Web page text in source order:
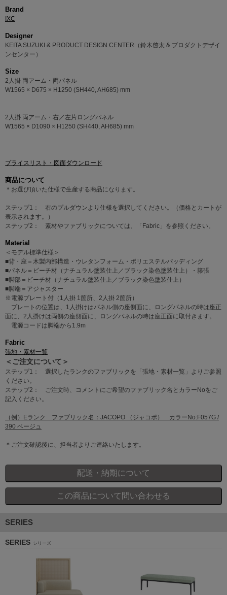
Brand
IXC
Designer
KEITA SUZUKI & PRODUCT DESIGN CENTER（鈴木啓太 & プロダクトデザイ
ンセンター）
Size
2人掛 両アーム・両パネル
W1565 × D675 × H1250 (SH440, AH685) mm
2人掛 両アーム・右／左片ロングパネル
W1565 × D1090 × H1250 (SH440, AH685) mm
プライスリスト・図面ダウンロード
商品について
＊お選び頂いた仕様で生産する商品になります。
ステップ1： 右のプルダウンより仕様を選択してください。（価格とカートが
表示されます。）
ステップ2： 素材やファブリックについては、「Fabric」を参照ください。
Material
＜モデル標準仕様＞
■背・座＝木製内部構造・ウレタンフォーム・ポリエステルパッディング
■パネル＝ビーチ材（ナチュラル塗装仕上／ブラック染色塗装仕上）・籐張
■脚部＝ビーチ材（ナチュラル塗装仕上／ブラック染色塗装仕上）
■脚端＝アジャスター
※電源プレート付（1人掛 1箇所、2人掛 2箇所）
プレートの位置は、1人掛けはパネル側の座側面に、ロングパネルの時は座正
面に、2人掛けは両側の座側面に、ロングパネルの時は座正面に取付きます。
電源コードは脚端から1.9m
Fabric
張地・素材一覧
＜ご注文について＞
ステップ1： 選択したランクのファブリックを「張地・素材一覧」よりご参照
ください。
ステップ2： ご注文時、コメントにご希望のファブリック名とカラーNoをご
記入ください。
（例）Eランク ファブリック名：JACOPO （ジャコポ） カラーNo:F057G /
390 ベージュ
＊ご注文確認後に、担当者よりご連絡いたします。
SERIES
SERIES シリーズ